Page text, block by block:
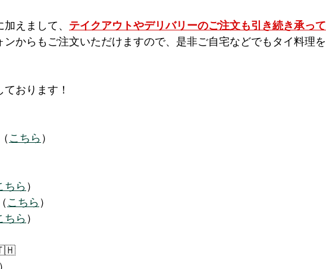
えまして、 テイクアウトやデリバリーのご注文も引き続き承って
ンからもご注文いただけますので、是非ご自宅などでもタイ料理を
おります！
こちら ）
ちら ）
こちら ）
ちら ）
🇹🇭